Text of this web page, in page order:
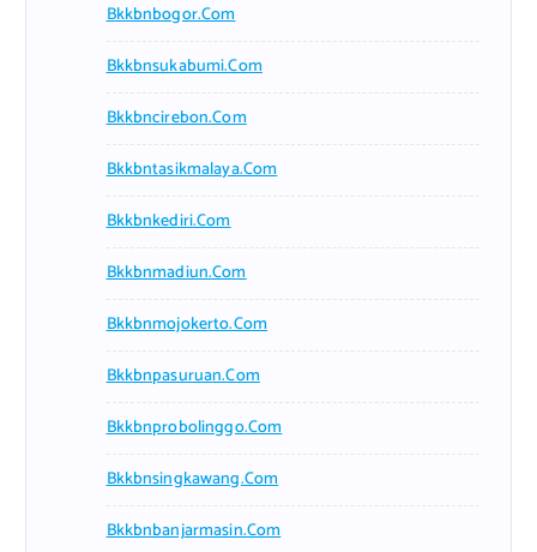
Bkkbnbogor.com
Bkkbnsukabumi.com
Bkkbncirebon.com
Bkkbntasikmalaya.com
Bkkbnkediri.com
Bkkbnmadiun.com
Bkkbnmojokerto.com
Bkkbnpasuruan.com
Bkkbnprobolinggo.com
Bkkbnsingkawang.com
Bkkbnbanjarmasin.com